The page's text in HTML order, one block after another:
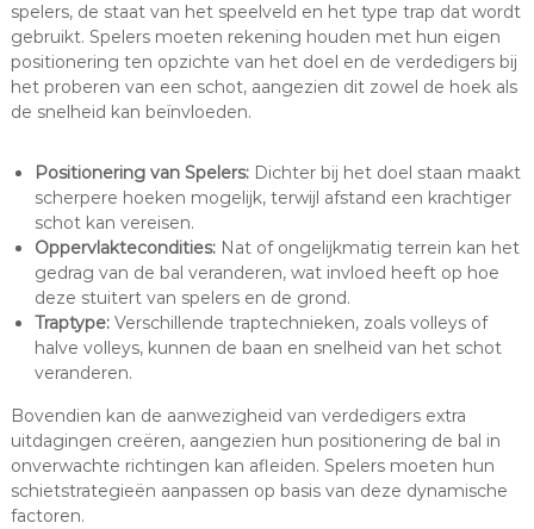
spelers, de staat van het speelveld en het type trap dat wordt
gebruikt. Spelers moeten rekening houden met hun eigen
positionering ten opzichte van het doel en de verdedigers bij
het proberen van een schot, aangezien dit zowel de hoek als
de snelheid kan beïnvloeden.
Positionering van Spelers:Dichter bij het doel staan maakt
scherpere hoeken mogelijk, terwijl afstand een krachtiger
schot kan vereisen.
Oppervlaktecondities:Nat of ongelijkmatig terrein kan het
gedrag van de bal veranderen, wat invloed heeft op hoe
deze stuitert van spelers en de grond.
Traptype:Verschillende traptechnieken, zoals volleys of
halve volleys, kunnen de baan en snelheid van het schot
veranderen.
Bovendien kan de aanwezigheid van verdedigers extra
uitdagingen creëren, aangezien hun positionering de bal in
onverwachte richtingen kan afleiden. Spelers moeten hun
schietstrategieën aanpassen op basis van deze dynamische
factoren.